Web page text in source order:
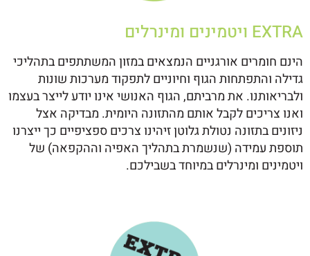
EXTRA ויטמינים ומינרלים
הינם חומרים אורגניים הנמצאים במזון המשתתפים בתהליכי
גדילה והתפתחות הגוף וחיוניים לתפקוד מערכות שונות
ולבריאותנו. את מרביתם, הגוף האנושי אינו יודע לייצר בעצמו
ואנו צריכים לקבל אותם מהתזונה היומית. מבדיקה אצל
ניזונים בתזונה נטולת גלוטן זיהינו צרכיםספציפיים כך ייצרנו
תוספת עמידה (שנשמרת בתהליך האפיה וההקפאה) של
ויטמינים ומינרלים במיוחד בשבילכם.